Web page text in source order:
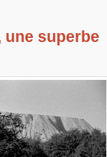
une superbe